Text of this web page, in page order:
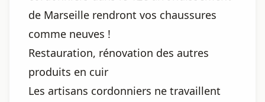
de Marseille rendront vos chaussures
comme neuves !
Restauration, rénovation des autres
produits en cuir
Les artisans cordonniers ne travaillent